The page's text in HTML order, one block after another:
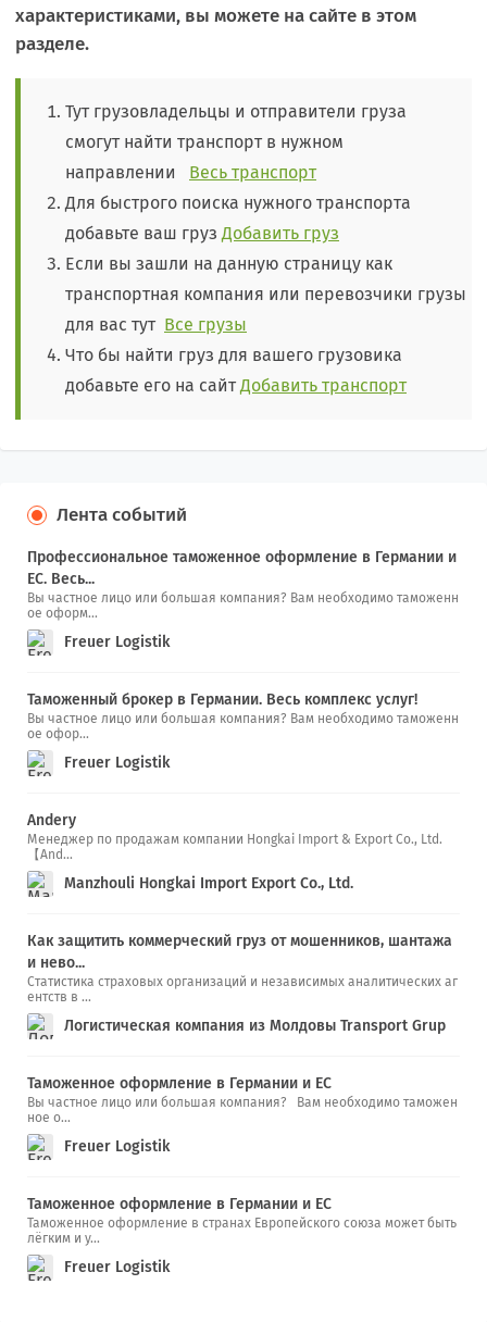
характеристиками, вы можете на сайте в этом
разделе.
Тут грузовладельцы и отправители груза
смогут найти транспорт в нужном
направлении Весь транспорт
Для быстрого поиска нужного транспорта
добавьте ваш грузДобавить груз
Если вы зашли на данную страницу как
транспортная компания или перевозчики грузы
для вас тут Все грузы
Что бы найти груз для вашего грузовика
добавьте его на сайтДобавить транспорт
Лента событий
Профессиональное таможенное оформление в Германии и
ЕС. Весь...
Вы частное лицо или большая компания? Вам необходимо таможенн
ое оформ...
Freuer Logistik
Таможенный брокер в Германии. Весь комплекс услуг!
Вы частное лицо или большая компания? Вам необходимо таможенн
ое офор...
Freuer Logistik
Andery
Менеджер по продажам компании Hongkai Import & Export Co., Ltd.
【And...
Manzhouli Hongkai Import Export Co., Ltd.
Как защитить коммерческий груз от мошенников, шантажа
и нево...
Статистика страховых организаций и независимых аналитических аг
ентств в ...
Логистическая компания из Молдовы Transport Grup
Таможенное оформление в Германии и ЕС
Вы частное лицо или большая компания? Вам необходимо таможен
ное о...
Freuer Logistik
Таможенное оформление в Германии и ЕС
Таможенное оформление в странах Европейского союза может быть
лёгким и у...
Freuer Logistik